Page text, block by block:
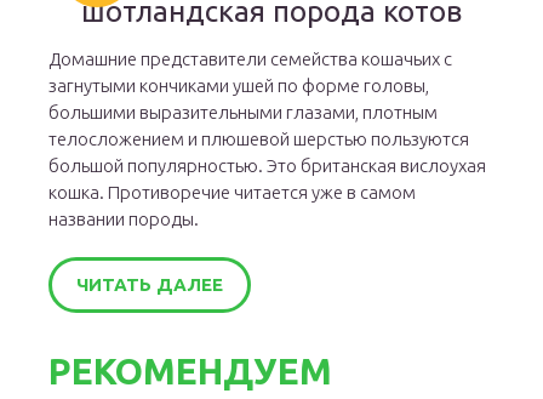
шотландская порода котов
Домашние представители семейства кошачьих с
загнутыми кончиками ушей по форме головы,
большими выразительными глазами, плотным
телосложением и плюшевой шерстью пользуются
большой популярностью. Это британская вислоухая
кошка. Противоречие читается уже в самом
названии породы.
ЧИТАТЬ ДАЛЕЕ
РЕКОМЕНДУЕМ